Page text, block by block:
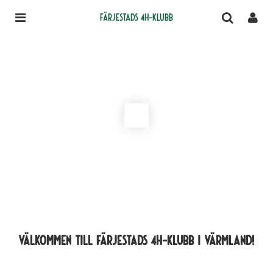
Färjestads 4H-klubb
Välkommen till Färjestads 4H-klubb i Värmland!